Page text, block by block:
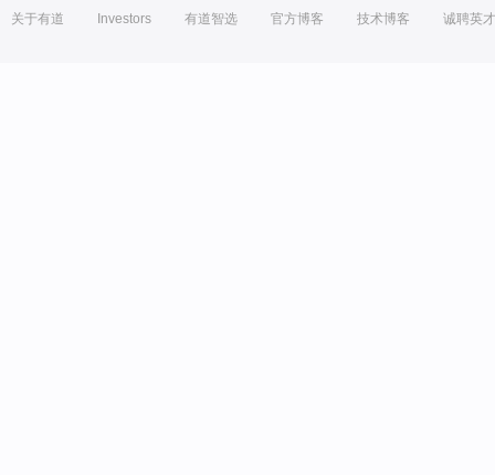
关于有道 Investors 有道智选 官方博客 技术博客 诚聘英才